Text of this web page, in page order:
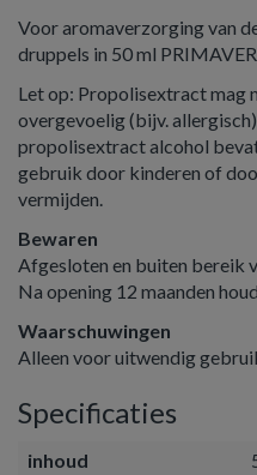
Voor aromaverzorging van
druppels in 50 ml
Let op: Propolisextract mag
overgevoelig (bijv.
propolisextract alcohol
gebruik door kinderen of
vermijden.
Bewaren
Afgesloten en buiten bereik
Na opening 12 maanden
Waarschuwingen
Alleen voor uitwendig
Specificaties
inhoud